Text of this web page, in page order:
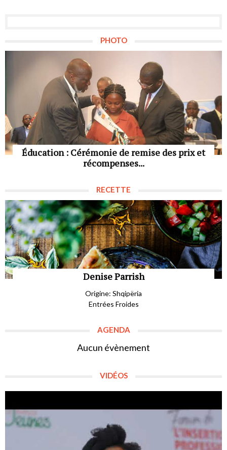
PHOTO
Éducation : Cérémonie de remise des prix et
récompenses...
RECETTE
Denise Parrish
Origine: Shqipëria
Entrées Froides
AGENDA
Aucun évènement
VIDÉOS